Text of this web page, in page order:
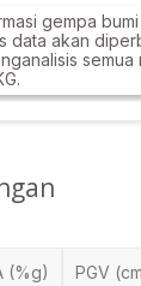
gempa
data akan
(%g) PGV